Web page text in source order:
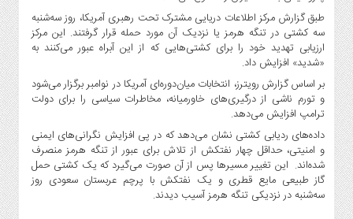
و
بین
الملل
نگاه
روز
گوناگون
طبق گزارش مرکز اطلاعات دریایی مشترک تحت رهبری آمریکا، روز سه‌شنبه
سه کشتی در تنگه هرمز یا نزدیک آن مورد حمله قرار گرفتند. این مرکز
ارزیابی تهدید خود را برای کشتی‌هایی که از این آبراه عبور می‌کنند به
«شدید» افزایش داد.
بر اساس گزارش رویترز، انتخابات میان‌دوره‌ای آمریکا در نوامبر برگزار می‌شود
و تورم ناشی از درگیری‌های خاورمیانه، مخاطرات سیاسی را برای دولت
ترامپ افزایش می‌دهد.
داده‌های ردیابی کشتی نشان می‌دهد که در پی افزایش نگرانی‌های ایمنی
و امنیتی، حداقل چهار نفتکش از تلاش برای عبور از تنگه هرمز منصرف
شده‌اند. این تغییر مسیرها پس از آن صورت می‌گیرد که یک کشتی حمل
گاز طبیعی مایع قطری و یک نفتکش با پرچم عربستان سعودی روز
سه‌شنبه در نزدیکی تنگه هرمز آسیب دیدند.